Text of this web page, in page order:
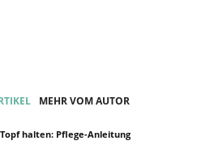
MEHR VOM AUTOR
halten: Pflege-Anleitung